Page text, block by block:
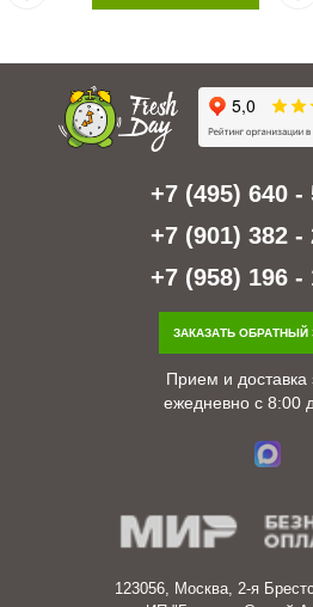
+7 (495) 640 -
+7 (901) 382 -
+7 (958) 196 -
ЗАКАЗАТЬ ОБРАТНЫЙ
Прием и доставка
ежедневно с 8:00
123056, Москва, 2-я